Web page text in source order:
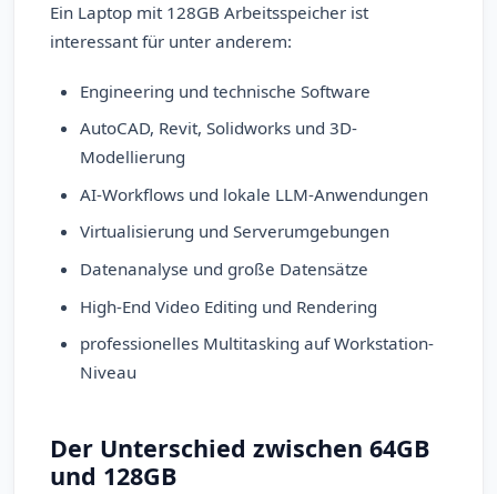
Ein Laptop mit 128GB Arbeitsspeicher ist
interessant für unter anderem:
Engineering und technische Software
AutoCAD, Revit, Solidworks und 3D-
Modellierung
AI-Workflows und lokale LLM-Anwendungen
Virtualisierung und Serverumgebungen
Datenanalyse und große Datensätze
High-End Video Editing und Rendering
professionelles Multitasking auf Workstation-
Niveau
Der Unterschied zwischen 64GB
und 128GB